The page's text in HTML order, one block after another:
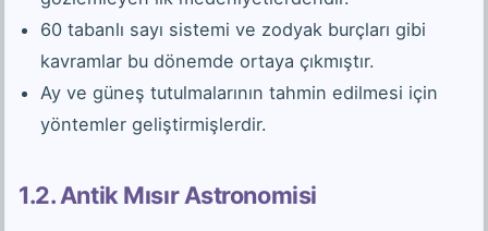
60 tabanlı sayı sistemi ve zodyak burçları gibi
kavramlar bu dönemde ortaya çıkmıştır.
Ay ve güneş tutulmalarının tahmin edilmesi için
yöntemler geliştirmişlerdir.
1.2. Antik Mısır Astronomisi